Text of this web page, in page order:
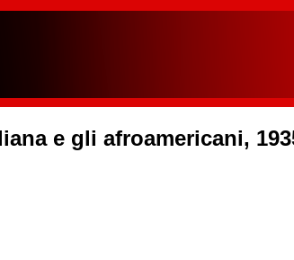
e gli afroamericani,